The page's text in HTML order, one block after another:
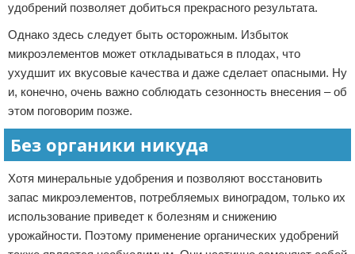
удобрений позволяет добиться прекрасного результата.
Однако здесь следует быть осторожным. Избыток
микроэлементов может откладываться в плодах, что
ухудшит их вкусовые качества и даже сделает опасными. Ну
и, конечно, очень важно соблюдать сезонность внесения – об
этом поговорим позже.
Без органики никуда
Хотя минеральные удобрения и позволяют восстановить
запас микроэлементов, потребляемых виноградом, только их
использование приведет к болезням и снижению
урожайности. Поэтому применение органических удобрений